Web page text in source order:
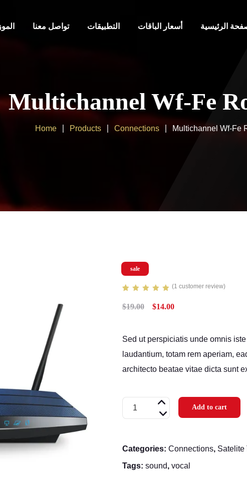
تواصل معنا التطبيقات أسعار الباقات الرئيسية
Multichannel Wf-Fe
Home Products Connections Multichannel Wf-Fe
sale
out of 5
(1 customer review)
$19.00
Original
was:
$19.00.
$14.00Current
is:
$14.00.
Sed ut perspiciatis unde omnis
laudantium, totam rem aperiam,
architecto beatae vitae dicta sunt
Multichannel
Wf-
Router
quantity
Add to cart
Categories: Connections, Satelite
Tags: sound, vocal